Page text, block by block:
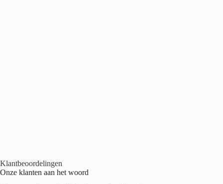
Klantbeoordelingen
Onze klanten aan het woord